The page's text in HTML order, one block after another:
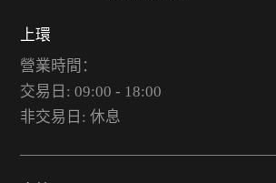
上環
營業時間：
交易日: 09:00 - 18:00
非交易日: 休息